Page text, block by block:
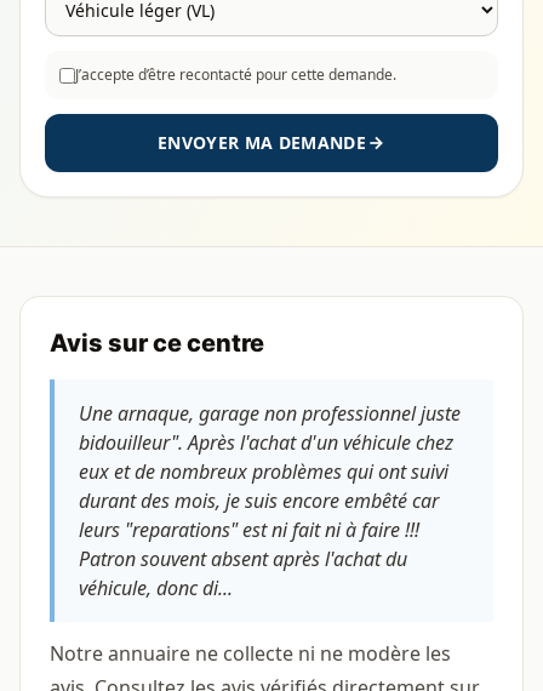
J’accepte d’être recontacté pour cette demande.
ENVOYER MA DEMANDE
Avis sur ce centre
Une arnaque, garage non professionnel juste
bidouilleur". Après l'achat d'un véhicule chez
eux et de nombreux problèmes qui ont suivi
durant des mois, je suis encore embêté car
leurs "reparations" est ni fait ni à faire !!!
Patron souvent absent après l'achat du
véhicule, donc di...
Notre annuaire ne collecte ni ne modère les